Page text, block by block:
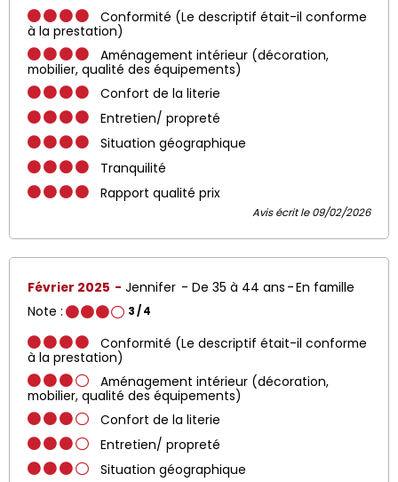
Conformité (Le descriptif était-il conforme
à la prestation)
Aménagement intérieur (décoration,
mobilier, qualité des équipements)
Confort de la literie
Entretien/ propreté
Situation géographique
Tranquilité
Rapport qualité prix
Avis écrit le 09/02/2026
Février 2025 Jennifer De 35 à 44 ans
En famille
Note :
3/ 4
Conformité (Le descriptif était-il conforme
à la prestation)
Aménagement intérieur (décoration,
mobilier, qualité des équipements)
Confort de la literie
Entretien/ propreté
Situation géographique